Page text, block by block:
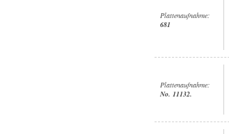
Plattenaufnahme:
681
Plattenaufnahme:
No. 11132.